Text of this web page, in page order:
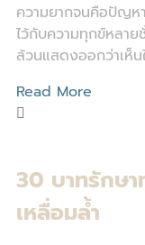
ความยากจนคือปัญห
ไว้กับความทุกข์หลา
ล้วนแสดงออกว่าเห็น
Read More
30 บาทรักษา
เหลื่อมล้ำ